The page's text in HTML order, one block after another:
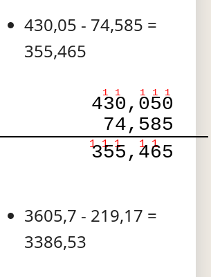
430,05 - 74,585 =
355,465
1 1 1 1 1
430,050
74,585
1 1 1 1 1
355,465
3605,7 - 219,17 =
3386,53